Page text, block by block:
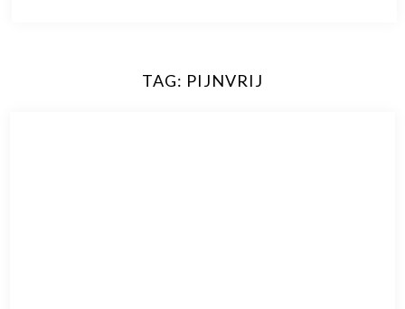
TAG: PIJNVRIJ